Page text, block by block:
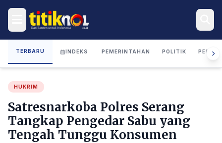
TERBARU INDEKS PEMERINTAHAN POLITIK
HUKRIM
Satresnarkoba Polres Serang
Tangkap Pengedar Sabu yang
Tengah Tunggu Konsumen